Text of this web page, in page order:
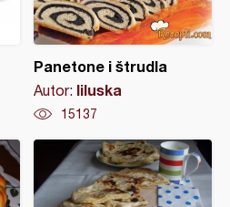
Panetone i štrudla
Autor: liluska
15137